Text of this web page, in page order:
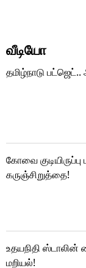
வீடியோ
தமிழ்நாடு
கோவை குடியிருப்பு
கருஞ்சிறுத்தை!
உதயநிதி
மறியல்!